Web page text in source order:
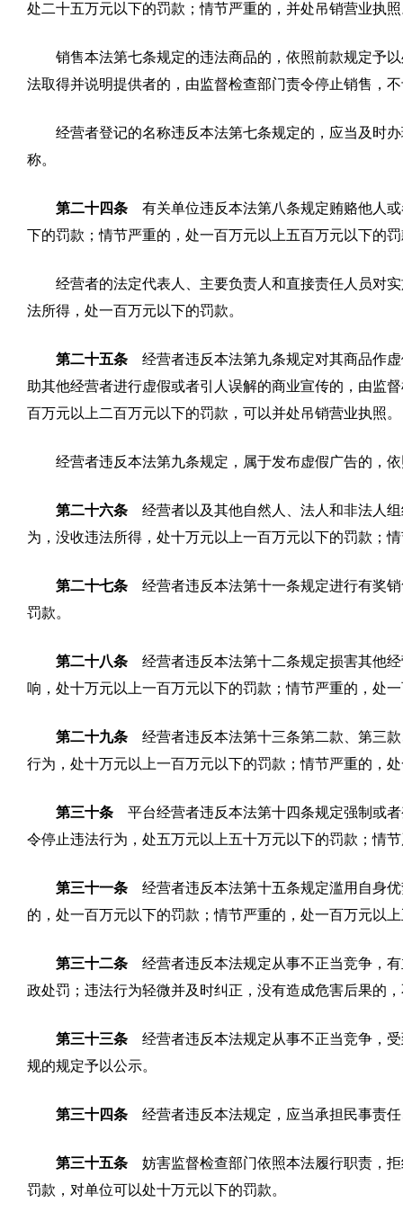
处二十五万元以下的罚款；情节严重的，并处吊销营业执
销售本法第七条规定的违法商品的，依照前款规定予
法取得并说明提供者的，由监督检查部门责令停止销售，
经营者登记的名称违反本法第七条规定的，应当及时
称。
第二十四条 有关单位违反本法第八条规定贿赂他人
下的罚款；情节严重的，处一百万元以上五百万元以下的
经营者的法定代表人、主要负责人和直接责任人员对
法所得，处一百万元以下的罚款。
第二十五条 经营者违反本法第九条规定对其商品作
助其他经营者进行虚假或者引人误解的商业宣传的，由监
百万元以上二百万元以下的罚款，可以并处吊销营业执照。
经营者违反本法第九条规定，属于发布虚假广告的，
第二十六条 经营者以及其他自然人、法人和非法人
为，没收违法所得，处十万元以上一百万元以下的罚款；
第二十七条 经营者违反本法第十一条规定进行有奖
罚款。
第二十八条 经营者违反本法第十二条规定损害其他
响，处十万元以上一百万元以下的罚款；情节严重的，处
第二十九条 经营者违反本法第十三条第二款、第三
行为，处十万元以上一百万元以下的罚款；情节严重的，
第三十条 平台经营者违反本法第十四条规定强制或
令停止违法行为，处五万元以上五十万元以下的罚款；情
第三十一条 经营者违反本法第十五条规定滥用自身
的，处一百万元以下的罚款；情节严重的，处一百万元以
第三十二条 经营者违反本法规定从事不正当竞争，
政处罚；违法行为轻微并及时纠正，没有造成危害后果的
第三十三条 经营者违反本法规定从事不正当竞争，
规的规定予以公示。
第三十四条 经营者违反本法规定，应当承担民事责
第三十五条 妨害监督检查部门依照本法履行职责，
罚款，对单位可以处十万元以下的罚款。